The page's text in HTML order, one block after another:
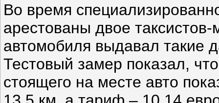
Во время
арестованы двое
автомобиля выдавал такие
Тестовый замер показал,
стоящего на месте авто